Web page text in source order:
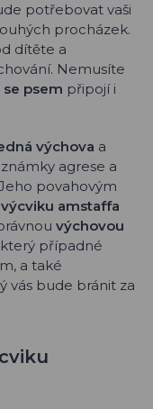
potřebovat vaši
procházek.
dítěte a
Nemusíte
psem připojí i
výchova a
agrese a
povahovým
výcviku amstaffa
výchovou
který případné
a také
vás bude bránit za